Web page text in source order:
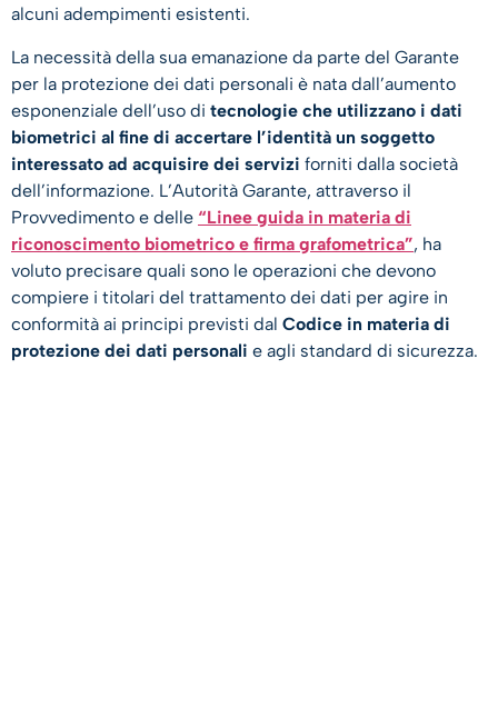
alcuni adempimenti esistenti.
La necessità della sua emanazione da parte del Garante
per la protezione dei dati personali è nata dall’aumento
esponenziale dell’uso di tecnologie che utilizzano i dati
biometrici al fine di accertare l’identità un soggetto
interessato ad acquisire dei servizi forniti dalla società
dell’informazione. L’Autorità Garante, attraverso il
Provvedimento e delle “Linee guida in materia di
riconoscimento biometrico e firma grafometrica”, ha
voluto precisare quali sono le operazioni che devono
compiere i titolari del trattamento dei dati per agire in
conformità ai principi previsti dal Codice in materia di
protezione dei dati personali e agli standard di sicurezza.